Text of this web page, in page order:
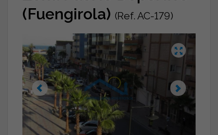
(Fuengirola) (Ref. AC-179)